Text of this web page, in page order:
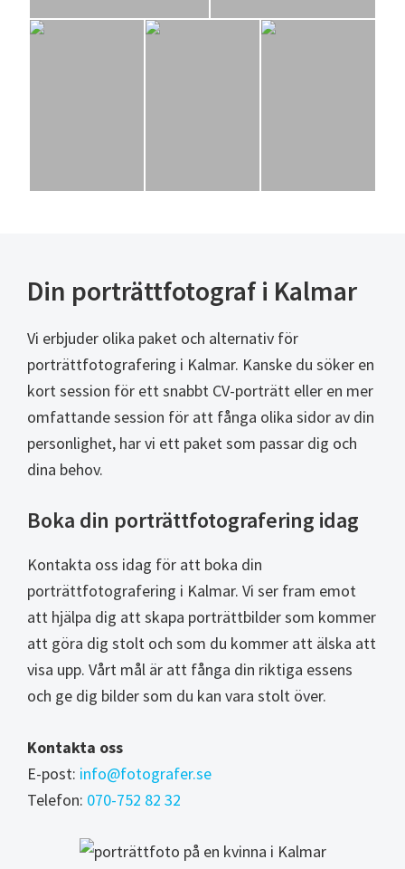
Din porträttfotograf i Kalmar
Vi erbjuder olika paket och alternativ för
porträttfotografering i Kalmar. Kanske du söker en
kort session för ett snabbt CV-porträtt eller en mer
omfattande session för att fånga olika sidor av din
personlighet, har vi ett paket som passar dig och
dina behov.
Boka din porträttfotografering idag
Kontakta oss idag för att boka din
porträttfotografering i Kalmar. Vi ser fram emot
att hjälpa dig att skapa porträttbilder som kommer
att göra dig stolt och som du kommer att älska att
visa upp. Vårt mål är att fånga din riktiga essens
och ge dig bilder som du kan vara stolt över.
Kontakta oss
E-post: info@fotografer.se
Telefon: 070-752 82 32